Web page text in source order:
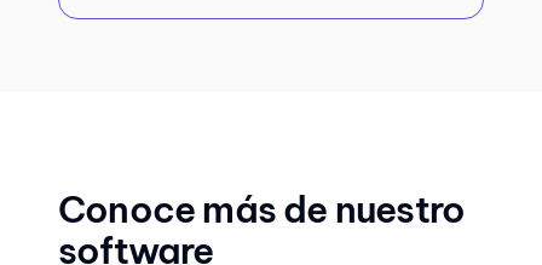
Conoce más de nuestro
software